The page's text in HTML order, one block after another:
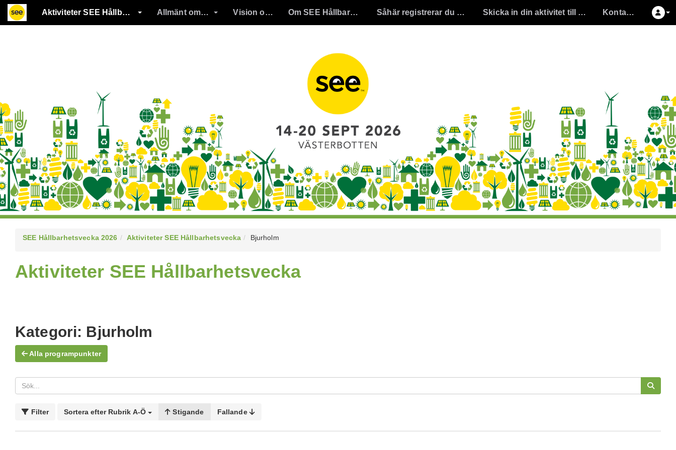
Aktiviteter SEE Hållbarhetsvecka Allmänt om att delta Vision och mål Om SEE Hållbarhetsvecka Såhär registrerar du din aktivitet Skicka in din aktivitet till programmet Kontakta oss
SEE Hållbarhetsvecka 2026 Aktiviteter SEE Hållbarhetsvecka Bjurholm
Aktiviteter SEE Hållbarhetsvecka
Kategori: Bjurholm
Alla programpunkter
Filter Sortera efter Rubrik A-Ö Stigande Fallande